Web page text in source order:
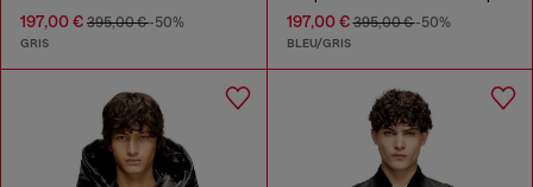
197,00 € 395,00 €-50%
GRIS
197,00 €395,00 €-50%
BLEU/GRIS